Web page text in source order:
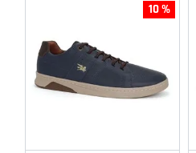
10 %